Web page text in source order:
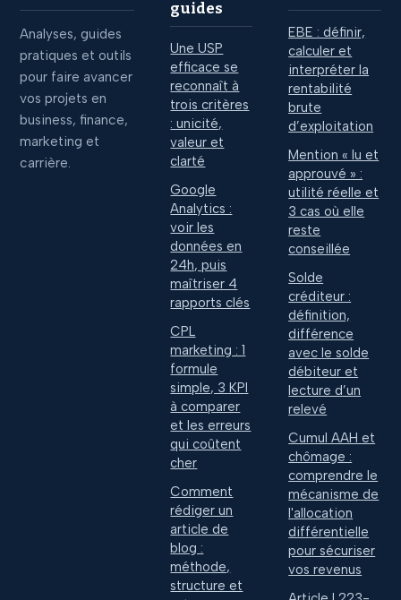
Analyses, guides
pratiques et outils
pour faire avancer
vos projets en
business, finance,
marketing et
carrière.
guides
Une USP
efficace se
reconnaît à
trois critères
: unicité,
valeur et
clarté
Google
Analytics :
voir les
données en
24h, puis
maîtriser 4
rapports clés
CPL
marketing : 1
formule
simple, 3 KPI
à comparer
et les erreurs
qui coûtent
cher
Comment
rédiger un
article de
blog :
méthode,
structure et
EBE : définir,
calculer et
interpréter la
rentabilité
brute
d’exploitation
Mention « lu et
approuvé » :
utilité réelle et
3 cas où elle
reste
conseillée
Solde
créditeur :
définition,
différence
avec le solde
débiteur et
lecture d’un
relevé
Cumul AAH et
chômage :
comprendre le
mécanisme de
l'allocation
différentielle
pour sécuriser
vos revenus